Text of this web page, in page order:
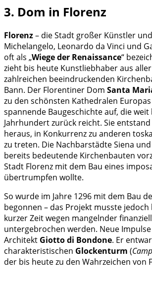
3. Dom in Florenz
Florenz– die Stadt großer Künstler
Michelangelo, Leonardo da Vinci und
oft als „Wiege der Renaissance“
zieht bis heute Kunstliebhaber aus
zahlreichen beeindruckenden
Bann. Der Florentiner Dom Santa
zu den schönsten Kathedralen
spannende Baugeschichte auf, die weit
Jahrhundert zurück reicht. Sie
heraus, in Konkurrenz zu anderen
zu treten. Die Nachbarstädte Siena
bereits bedeutende Kirchenbauten
Stadt Florenz mit dem Bau eines
übertrumpfen wollte.
So wurde im Jahre 1296 mit dem Bau
begonnen – das Projekt musste
kurzer Zeit wegen mangelnder
untergebrochen werden. Neue
Architekt Giottodi Bondone. Er
charakteristischen Glockenturm (
der bis heute zu den Wahrzeichen von